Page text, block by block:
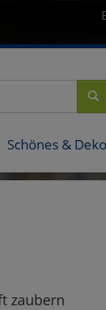
Schönes &
zaubern